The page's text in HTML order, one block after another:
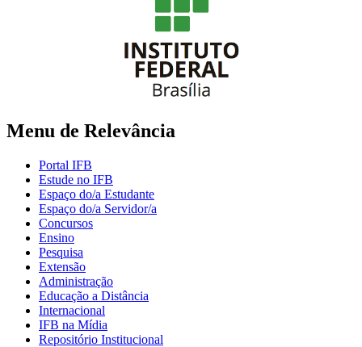
Menu de Relevância
Portal IFB
Estude no IFB
Espaço do/a Estudante
Espaço do/a Servidor/a
Concursos
Ensino
Pesquisa
Extensão
Administração
Educação a Distância
Internacional
IFB na Mídia
Repositório Institucional